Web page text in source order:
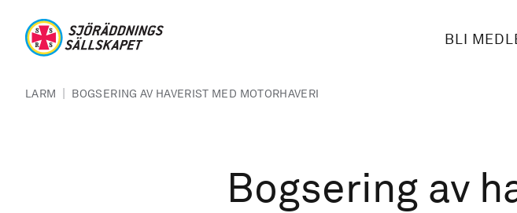
BLI
LARM | BOGSERING AV HAVERIST MED MOTORHAVERI
Bogsering av